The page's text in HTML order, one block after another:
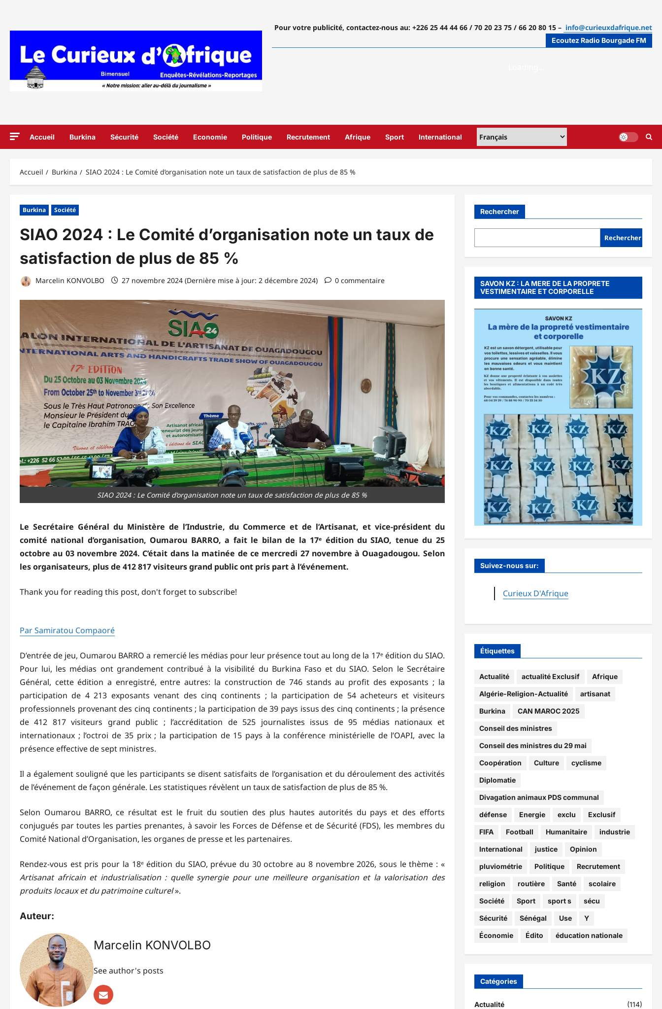
Pour votre publicité, contactez-nous au: +226 25 44 44 66 / 70 20 23 75 / 66 20 80 15 – info@curieuxdafrique.net
Ecoutez Radio Bourgade FM
Accueil Burkina Sécurité Société Economie Politique Recrutement Afrique Sport International
Accueil Burkina SIAO 2024 : Le Comité d’organisation note un taux de satisfaction de plus de 85 %
Burkina Société
SIAO 2024 : Le Comité d’organisation note un taux de
satisfaction de plus de 85 %
Marcelin KONVOLBO 27 novembre 2024 (Dernière mise à jour: 2 décembre 2024) 0 commentaire
SIAO 2024 : Le Comité d’organisation note un taux de satisfaction de plus de 85 %
Le Secrétaire Général du Ministère de l’Industrie, du Commerce et de l’Artisanat, et vice-président du
comité national d’organisation, Oumarou BARRO, a fait le bilan de la 17ᵉ édition du SIAO, tenue du 25
octobre au 03 novembre 2024. C’était dans la matinée de ce mercredi 27 novembre à Ouagadougou. Selon
les organisateurs, plus de 412 817 visiteurs grand public ont pris part à l’événement.
Thank you for reading this post, don't forget to subscribe!
Par Samiratou Compaoré
D’entrée de jeu, Oumarou BARRO a remercié les médias pour leur présence tout au long de la 17ᵉ édition du SIAO.
Pour lui, les médias ont grandement contribué à la visibilité du Burkina Faso et du SIAO. Selon le Secrétaire
Général, cette édition a enregistré, entre autres: la construction de 746 stands au profit des exposants ; la
participation de 4 213 exposants venant des cinq continents ; la participation de 54 acheteurs et visiteurs
professionnels provenant des cinq continents ; la participation de 39 pays issus des cinq continents ; la présence
de 412 817 visiteurs grand public ; l’accréditation de 525 journalistes issus de 95 médias nationaux et
internationaux ; l’octroi de 35 prix ; la participation de 15 pays à la conférence ministérielle de l’OAPI, avec la
présence effective de sept ministres.
Il a également souligné que les participants se disent satisfaits de l’organisation et du déroulement des activités
de l’événement de façon générale. Les statistiques révèlent un taux de satisfaction de plus de 85 %.
Selon Oumarou BARRO, ce résultat est le fruit du soutien des plus hautes autorités du pays et des efforts
conjugués par toutes les parties prenantes, à savoir les Forces de Défense et de Sécurité (FDS), les membres du
Comité National d’Organisation, les organes de presse et les partenaires.
Rendez-vous est pris pour la 18ᵉ édition du SIAO, prévue du 30 octobre au 8 novembre 2026, sous le thème : «
Artisanat africain et industrialisation : quelle synergie pour une meilleure organisation et la valorisation des
produits locaux et du patrimoine culturel».
Auteur:
Marcelin KONVOLBO
See author's posts
Rechercher
Rechercher
SAVON KZ : LA MERE DE LA PROPRETE
VESTIMENTAIRE ET CORPORELLE
Suivez-nous sur:
Curieux D'Afrique
Étiquettes
Actualité actualité Exclusif Afrique
Algérie-Religion-Actualité artisanat
Burkina CAN MAROC 2025
Conseil des ministres
Conseil des ministres du 29 mai
Coopération Culture cyclisme
Diplomatie
Divagation animaux PDS communal
défense Energie exclu Exclusif
FIFA Football Humanitaire industrie
International justice Opinion
pluviométrie Politique Recrutement
religion routière Santé scolaire
Société Sport sport s sécu
Sécurité Sénégal Use Y
Économie Édito éducation nationale
Catégories
Actualité (114)